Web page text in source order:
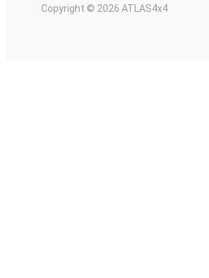
Copyright © 2026 ATLAS4x4